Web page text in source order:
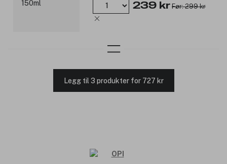
239 kr Før: 299 kr
Legg til 3 produkter for 727 kr